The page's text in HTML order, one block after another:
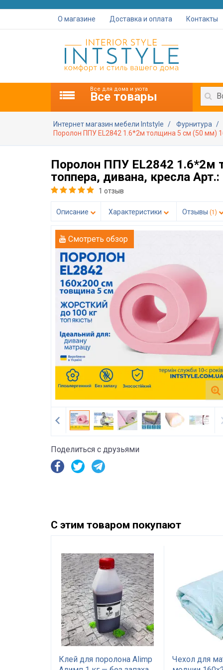
О магазине Доставка и оплата Контакты
Все для дома и уюта
Все товары
Интернет магазин мебели Intstyle Фурнитура
Поролон ППУ EL2842 1.6*2м толщина 5 см (50 мм)
Поролон ППУ EL2842 1.6*2м
топпера, дивана, кресла
1 отзыв
Описание Характеристики Отзывы (1)
Смотреть обзор
Поделиться с друзьями
С этим товаром покупают
Клей для поролона Alimp
Чехол для